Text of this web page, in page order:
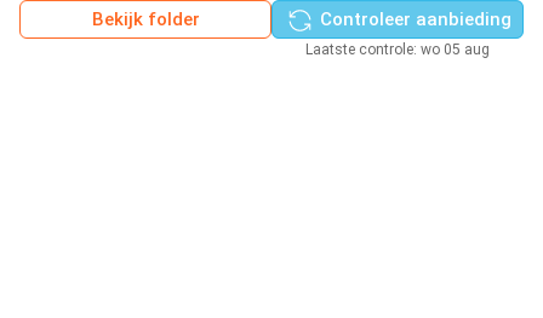
Bekijk folder
Controleer aanbieding
Laatste controle: wo 05 aug